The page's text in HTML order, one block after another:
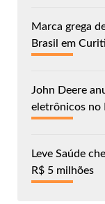
Marca grega
Brasil em
John Deere
eletrônicos no
Leve Saúde
R$ 5 milhões